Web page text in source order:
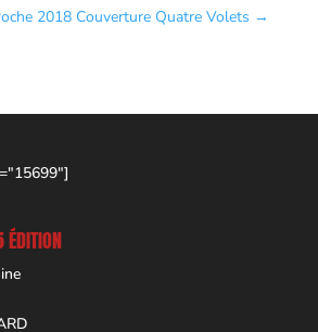
2018 Couverture Quatre Volets →
ÉDITION